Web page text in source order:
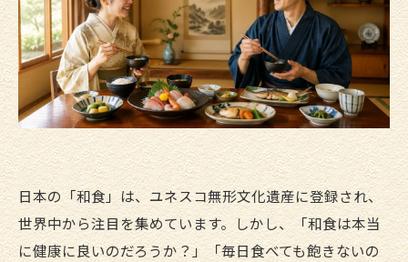
日本の「和食」は、ユネスコ無形文化遺産に登録され、
世界中から注目を集めています。しかし、「和食は本当
に健康に良いのだろうか？」「毎日食べても飽きないの